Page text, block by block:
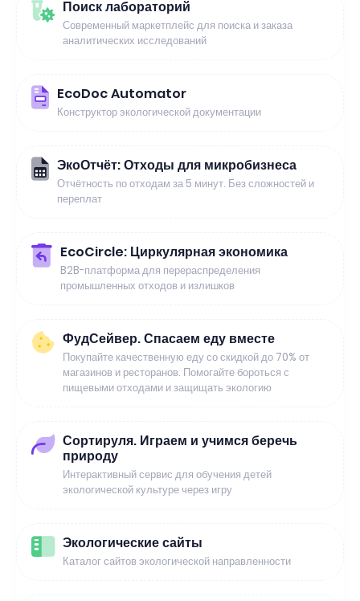
Поиск лабораторий
Современный маркетплейс для поиска и заказа
аналитических исследований
EcoDoc Automator
Конструктор экологической документации
ЭкоОтчёт: Отходы для микробизнеса
Отчётность по отходам за 5 минут. Без сложностей и
переплат
EcoCircle: Циркулярная экономика
B2B-платформа для перераспределения
промышленных отходов и излишков
ФудСейвер. Спасаем еду вместе
Покупайте качественную еду со скидкой до 70% от
магазинов и ресторанов. Помогайте бороться с
пищевыми отходами и защищать экологию
Сортируля. Играем и учимся беречь
природу
Интерактивный сервис для обучения детей
экологической культуре через игру
Экологические сайты
Каталог сайтов экологической направленности